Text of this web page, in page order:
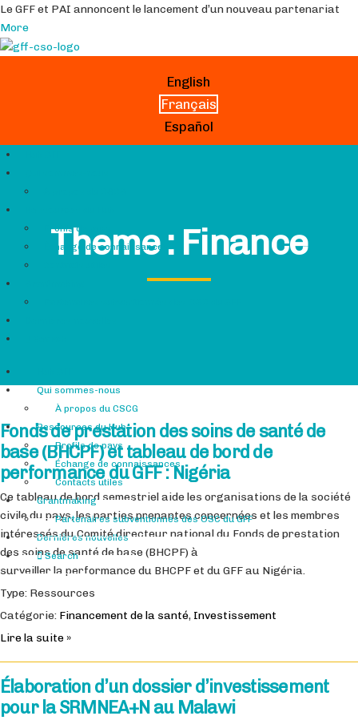
Le GFF et PAI annoncent le lancement d’un nouveau partenariat
More
English
Français
Español
Profils de pays
Échange de connaissances
Qui sommes-nous
À propos du CSCG
Ressources du Hub
Profils de pays
Échange de connaissances
Contacts utiles
Grantmaking
Partenaires subventionnés des OSC du GFF
Dernières nouvelles
Search
Theme : Finance
Fonds de prestation des soins de santé de
base (BHCPF) et tableau de bord de
performance du GFF : Nigéria
Ce tableau de bord semestriel aide les organisations de la société
civile du pays, les parties prenantes concernées et les membres
intéressés du Comité directeur national du Fonds de prestation
des soins de santé de base (BHCPF) à
surveiller la performance du BHCPF et du GFF au Nigéria.
Type: Ressources
Catégorie: Financement de la santé, Investissement
Lire la suite »
Élaboration d’un dossier d’investissement
pour la SRMNEA+N au Malawi